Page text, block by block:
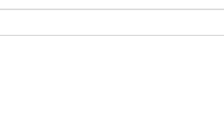
形创伤”
激障碍